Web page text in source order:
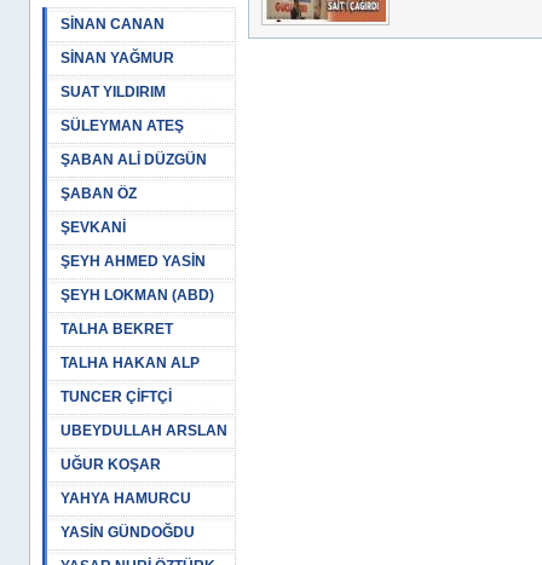
SİNAN CANAN
SİNAN YAĞMUR
SUAT YILDIRIM
SÜLEYMAN ATEŞ
ŞABAN ALİ DÜZGÜN
ŞABAN ÖZ
ŞEVKANİ
ŞEYH AHMED YASİN
ŞEYH LOKMAN (ABD)
TALHA BEKRET
TALHA HAKAN ALP
TUNCER ÇİFTÇİ
UBEYDULLAH ARSLAN
UĞUR KOŞAR
YAHYA HAMURCU
YASİN GÜNDOĞDU